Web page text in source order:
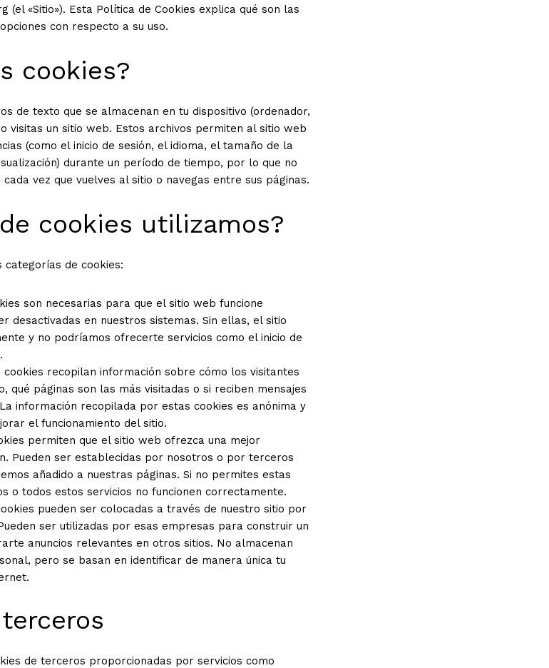
(el «Sitio»). Esta Política de Cookies explica qué son las
con respecto a su uso.
cookies?
de texto que se almacenan en tu dispositivo (ordenador,
visitas un sitio web. Estos archivos permiten al sitio web
(como el inicio de sesión, el idioma, el tamaño de la
durante un período de tiempo, por lo que no
vez que vuelves al sitio o navegas entre sus páginas.
cookies utilizamos?
categorías de cookies:
son necesarias para que el sitio web funcione
desactivadas en nuestros sistemas. Sin ellas, el sitio
y no podríamos ofrecerte servicios como el inicio de
cookies recopilan información sobre cómo los visitantes
qué páginas son las más visitadas o si reciben mensajes
información recopilada por estas cookies es anónima y
el funcionamiento del sitio.
permiten que el sitio web ofrezca una mejor
Pueden ser establecidas por nosotros o por terceros
añadido a nuestras páginas. Si no permites estas
o todos estos servicios no funcionen correctamente.
pueden ser colocadas a través de nuestro sitio por
ser utilizadas por esas empresas para construir un
anuncios relevantes en otros sitios. No almacenan
pero se basan en identificar de manera única tu
de terceros proporcionadas por servicios como